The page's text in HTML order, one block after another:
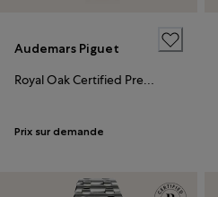
Audemars Piguet
Royal Oak Certified Pre-Owned
Prix sur demande